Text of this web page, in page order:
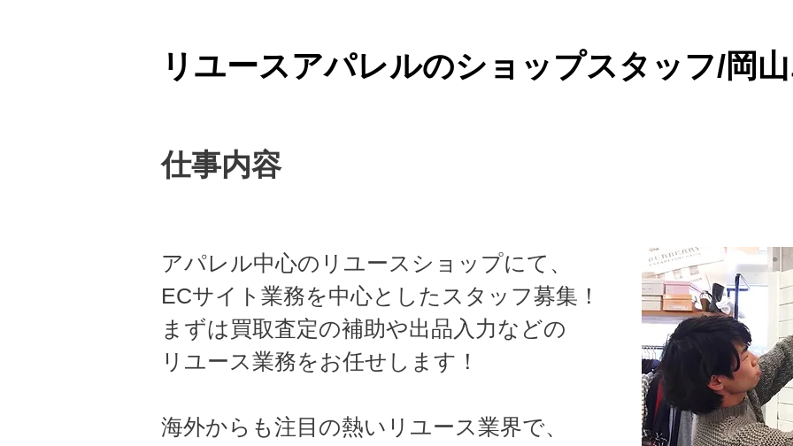
リユースアパレルのショップスタッフ/岡
仕事内容
アパレル中心のリユースショップにて、
ECサイト業務を中心としたスタッフ募集！
まずは買取査定の補助や出品入力などの
リユース業務をお任せします！
海外からも注目の熱いリユース業界で、